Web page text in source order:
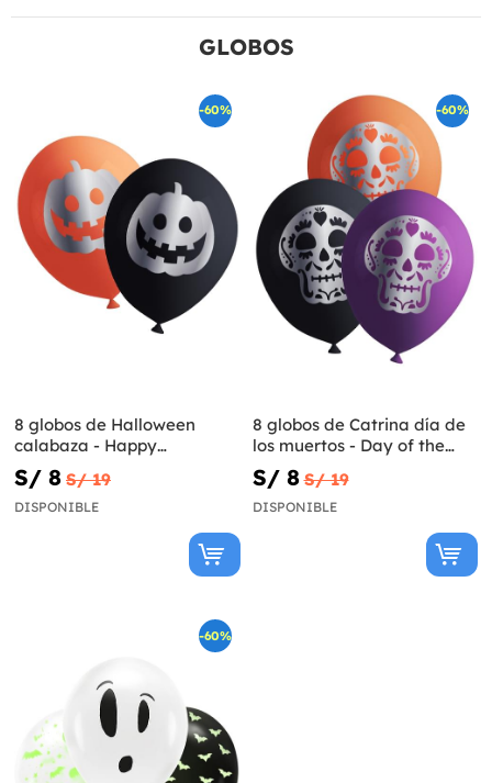
GLOBOS
-60%
8 globos de Halloween
calabaza - Happy
Halloween
S/ 8 S/ 19
DISPONIBLE
-60%
8 globos de Catrina día de
los muertos - Day of the
Dead
S/ 8 S/ 19
DISPONIBLE
-60%